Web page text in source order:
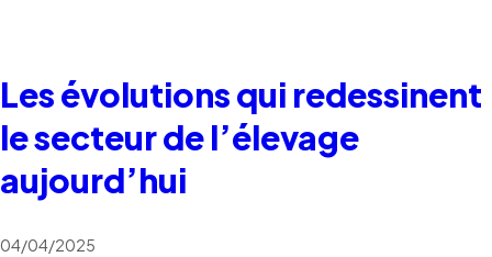
Les évolutions qui redessinent
le secteur de l’élevage
aujourd’hui
04/04/2025